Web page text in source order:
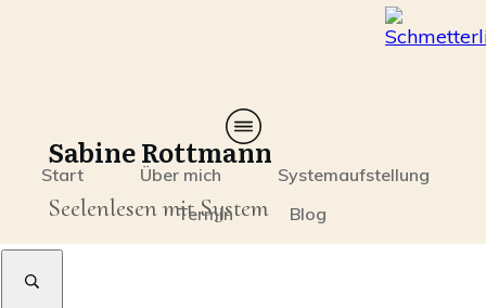
Start Über mich
Systemaufstellung
Termin
Blog
Sabine Rottmann
Seelenlesen mit System